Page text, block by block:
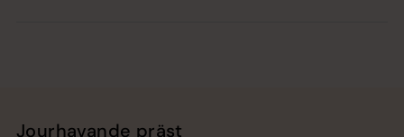
Jourhavande präst